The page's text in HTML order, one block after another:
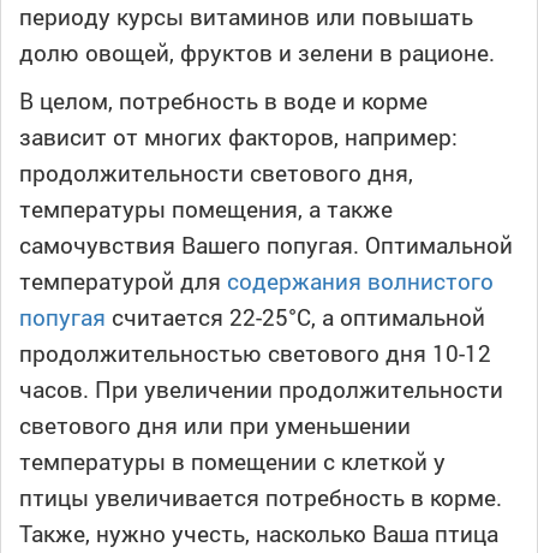
периоду курсы витаминов или повышать
долю овощей, фруктов и зелени в рационе.
В целом, потребность в воде и корме
зависит от многих факторов, например:
продолжительности светового дня,
температуры помещения, а также
самочувствия Вашего попугая. Оптимальной
температурой для содержания волнистого
попугая считается 22-25°С, а оптимальной
продолжительностью светового дня 10-12
часов. При увеличении продолжительности
светового дня или при уменьшении
температуры в помещении с клеткой у
птицы увеличивается потребность в корме.
Также, нужно учесть, насколько Ваша птица